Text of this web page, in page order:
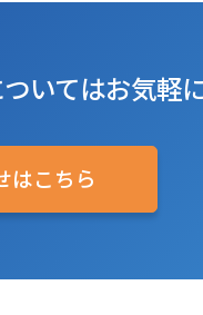
いてはお気軽
はこちら